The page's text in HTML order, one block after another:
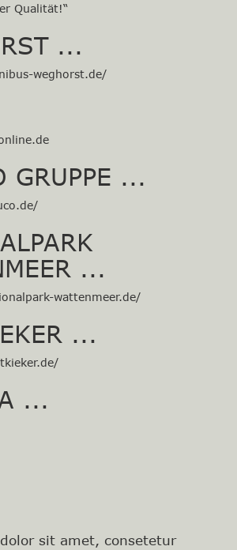
Qualität!“
...
weghorst.de/
GRUPPE ...
...
wattenmeer.de/
...
...
sit amet, consetetur